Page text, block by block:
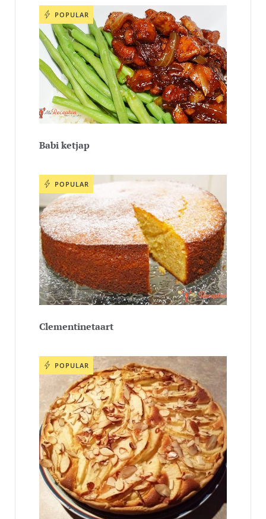
POPULAR
Babi ketjap
POPULAR
Clementinetaart
POPULAR